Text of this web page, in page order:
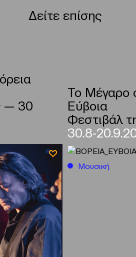
Δείτε επίσης
— 30
Το Μέγαρο
Εύβοια
Φεστιβάλ
30.8-
Μουσική